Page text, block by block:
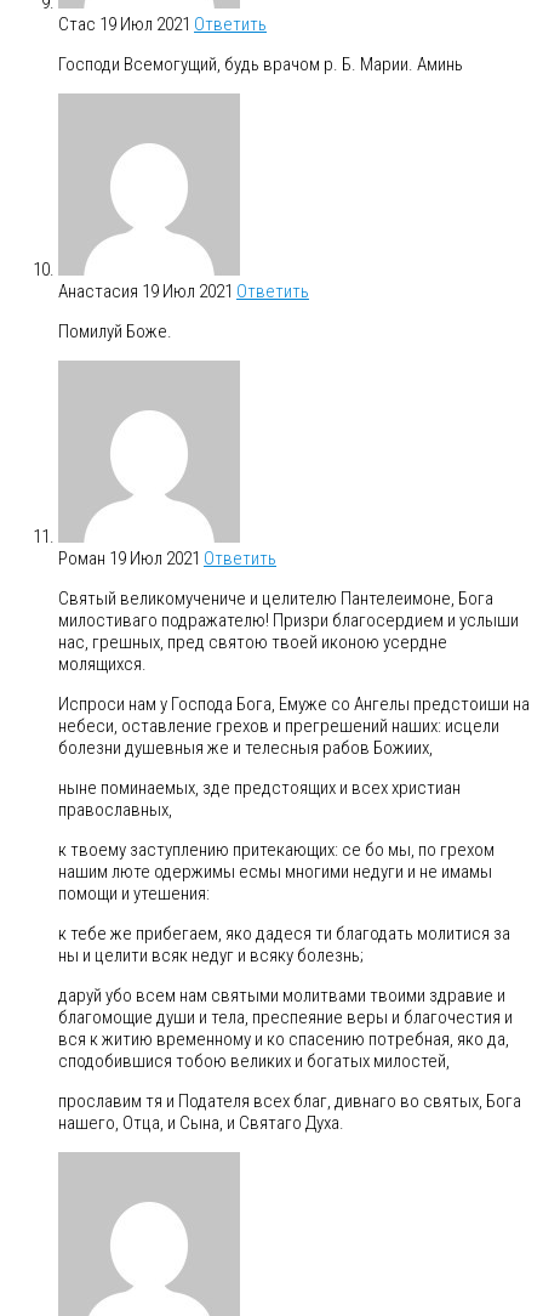
Стас 19 Июл 2021 Ответить
Господи Всемогущий, будь врачом р. Б. Марии. Аминь
Анастасия 19 Июл 2021 Ответить
Помилуй Боже.
Роман 19 Июл 2021 Ответить
Святый великомучениче и целителю Пантелеимоне, Бога
милостиваго подражателю! Призри благосердием и услыши
нас, грешных, пред святою твоей иконою усердне
молящихся.
Испроси нам у Господа Бога, Емуже со Ангелы предстоиши на
небеси, оставление грехов и прегрешений наших: исцели
болезни душевныя же и телесныя рабов Божиих,
ныне поминаемых, зде предстоящих и всех христиан
православных,
к твоему заступлению притекающих: cе бо мы, по грехом
нашим люте одержимы есмы многими недуги и не имамы
помощи и утешения:
к тебе же прибегаем, яко дадеся ти благодать молитися за
ны и целити всяк недуг и всяку болезнь;
даруй убо всем нам святыми молитвами твоими здравие и
благомощие души и тела, преспеяние веры и благочестия и
вся к житию временному и ко спасению потребная, яко да,
сподобившися тобою великих и богатых милостей,
прославим тя и Подателя всех благ, дивнаго во святых, Бога
нашего, Отца, и Сына, и Святаго Духа.